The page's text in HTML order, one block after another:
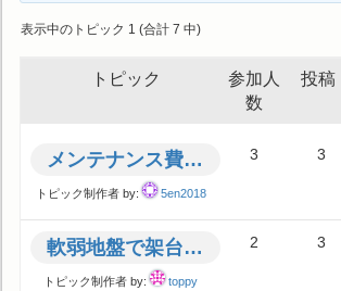
表示中のトピック 1 (合計 7 中)
トピック
参加人
数
投稿
メンテナンス費用について
トピック制作者 by: 5en2018
3 3
軟弱地盤で架台が沈下したら対策はどうしたらよいでしょうか
トピック制作者 by: toppy
2 3